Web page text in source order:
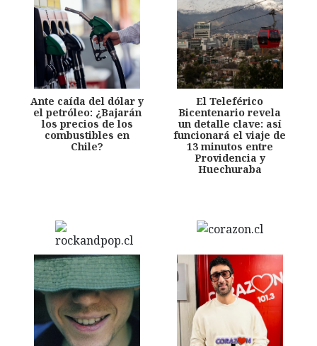
Ante caída del dólar y
el petróleo: ¿Bajarán
los precios de los
combustibles en
Chile?
El Teleférico
Bicentenario revela
un detalle clave: así
funcionará el viaje de
13 minutos entre
Providencia y
Huechuraba